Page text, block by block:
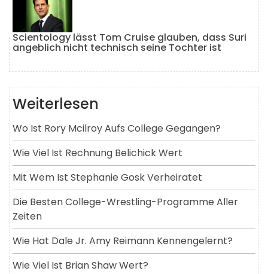
Scientology lässt Tom Cruise glauben, dass Suri
angeblich nicht technisch seine Tochter ist
Weiterlesen
Wo Ist Rory Mcilroy Aufs College Gegangen?
Wie Viel Ist Rechnung Belichick Wert
Mit Wem Ist Stephanie Gosk Verheiratet
Die Besten College-Wrestling-Programme Aller
Zeiten
Wie Hat Dale Jr. Amy Reimann Kennengelernt?
Wie Viel Ist Brian Shaw Wert?